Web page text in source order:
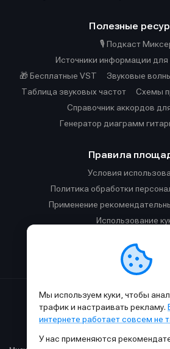
Полезные
🎙️ Подкаст
Источники информации для
🎁 Бесплатные VST
Звуковые
Таблица звуковых частот
Cхемы
Справочник аккордов
Генератор диаграмм
Правила
Условия
Политика обработки
Применение
Использование
Правила общения в
Сделано с к в
Использование материалов
Все права на картинки и тексты
Мы используем куки, чтобы
трафик и настраивать рекламу.
интернете работает совсем не
У нас применяются